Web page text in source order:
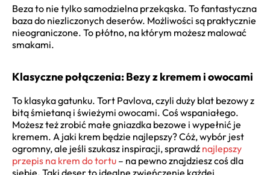
Beza to nie tylko samodzielna przekąska. To fantastyczna
baza do niezliczonych deserów. Możliwości są praktycznie
nieograniczone. To płótno, na którym możesz malować
smakami.
Klasyczne połączenia: Bezy z kremem i owocami
To klasyka gatunku. Tort Pavlova, czyli duży blat bezowy z
bitą śmietaną i świeżymi owocami. Coś wspaniałego.
Możesz też zrobić małe gniazdka bezowe i wypełnić je
kremem. A jaki krem będzie najlepszy? Cóż, wybór jest
ogromny, ale jeśli szukasz inspiracji, sprawdź najlepszy
przepis na krem do tortu – na pewno znajdziesz coś dla